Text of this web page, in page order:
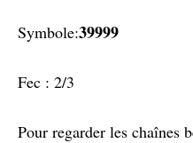
Symbole:39999
Fec : 2/3
Pour regarder les chaînes